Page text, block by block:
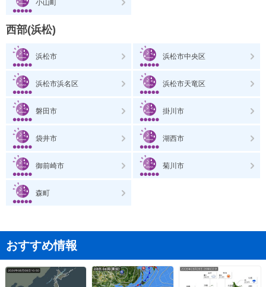
小山町
西部(浜松)
浜松市 浜松市中央区
浜松市浜名区 浜松市天竜区
磐田市 掛川市
袋井市 湖西市
御前崎市 菊川市
森町
おすすめ情報